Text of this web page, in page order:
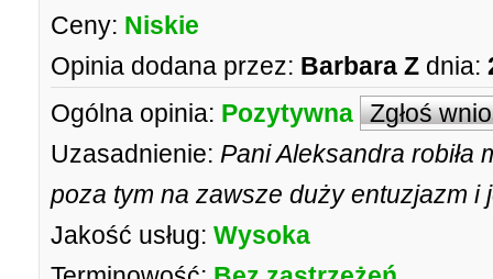
Ceny: Niskie
Opinia dodana przez: Barbara Z dnia:
Ogólna opinia: Pozytywna Zgłoś
Uzasadnienie: Pani Aleksandra robiła
poza tym na zawsze duży entuzjazm i
Jakość usług: Wysoka